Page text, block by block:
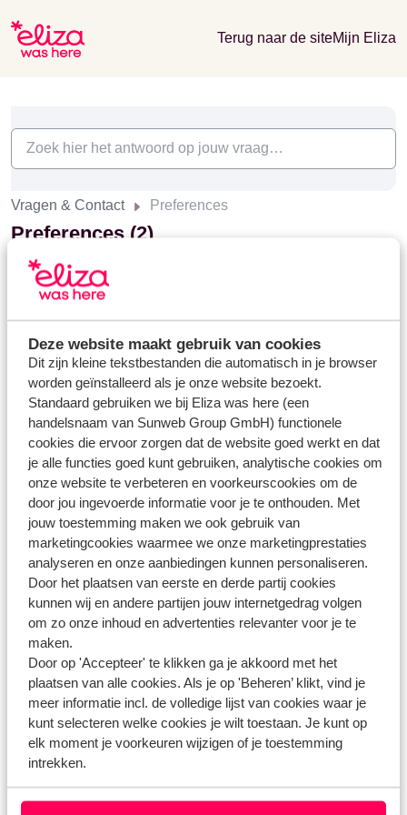
Deze website maakt gebruik van cookies
Dit zijn kleine tekstbestanden die automatisch in je browser
worden geïnstalleerd als je onze website bezoekt.
Standaard gebruiken we bij Eliza was here (een
handelsnaam van Sunweb Group GmbH) functionele
cookies die ervoor zorgen dat de website goed werkt en dat
je alle functies goed kunt gebruiken, analytische cookies om
onze website te verbeteren en voorkeurscookies om de
door jou ingevoerde informatie voor je te onthouden. Met
jouw toestemming maken we ook gebruik van
marketingcookies waarmee we onze marketingprestaties
analyseren en onze aanbiedingen kunnen personaliseren.
Door het plaatsen van eerste en derde partij cookies
kunnen wij en andere partijen jouw internetgedrag volgen
om zo onze inhoud en advertenties relevanter voor je te
maken.
Door op 'Accepteer' te klikken ga je akkoord met het
plaatsen van alle cookies. Als je op 'Beheren’ klikt, vind je
meer informatie incl. de volledige lijst van cookies waar je
kunt selecteren welke cookies je wilt toestaan. Je kunt op
elk moment je voorkeuren wijzigen of je toestemming
intrekken.
Terug naar de siteMijn Eliza
Vragen & Contact Preferences
Preferences (2)
Kan ik een preferentie (voorkeur) doorgeven?
Hoe geef ik mijn dieetwensen door?
Modified on Wed, 21 Aug, 2024 at 3:59 PM
Heb jij jouw antwoord niet gevonden?
Whatsapp ons!
WhatsApp ons op het nummer+3238081067. Je
kunt ons op hetzelfde nummer ook bellen, houd dan
rekening met langere wachttijden.
Openingstijden:
Maandag t/m vrijdag: 09:00-18:00
Zaterdag: 10:00-17:00